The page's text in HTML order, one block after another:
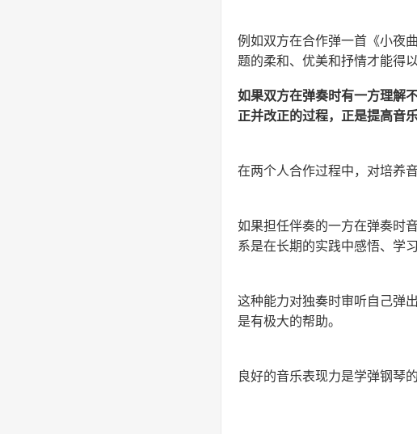
例如双方在合作弹一首《小夜
题的柔和、优美和抒情才能得以
如果双方在弹奏时有一方理解
正并改正的过程，正是提高音
在两个人合作过程中，对培养
如果担任伴奏的一方在弹奏时
系是在长期的实践中感悟、学习
这种能力对独奏时审听自己弹
是有极大的帮助。
良好的音乐表现力是学弹钢琴